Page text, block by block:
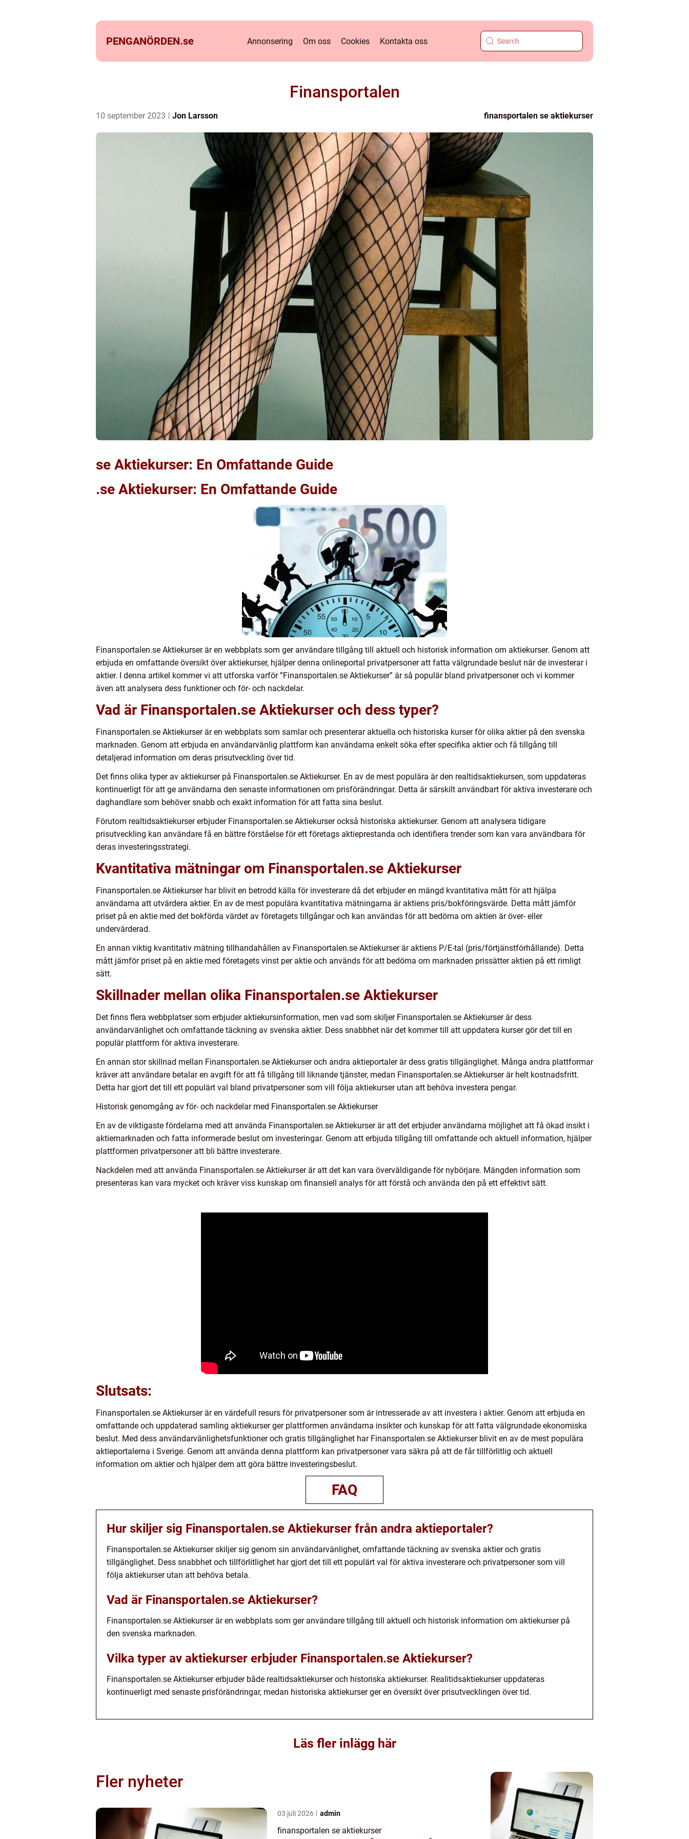
PENGANÖRDEN.se Annonsering Om oss Cookies Kontakta oss
Finansportalen
10 september 2023 Jon Larsson finansportalen se aktiekurser
se Aktiekurser: En Omfattande Guide
.se Aktiekurser: En Omfattande Guide
Finansportalen.se Aktiekurser är en webbplats som ger användare tillgång till aktuell och historisk information om aktiekurser. Genom att
erbjuda en omfattande översikt över aktiekurser, hjälper denna onlineportal privatpersoner att fatta välgrundade beslut när de investerar i
aktier. I denna artikel kommer vi att utforska varför ”Finansportalen.se Aktiekurser” är så populär bland privatpersoner och vi kommer
även att analysera dess funktioner och för- och nackdelar.
Vad är Finansportalen.se Aktiekurser och dess typer?
Finansportalen.se Aktiekurser är en webbplats som samlar och presenterar aktuella och historiska kurser för olika aktier på den svenska
marknaden. Genom att erbjuda en användarvänlig plattform kan användarna enkelt söka efter specifika aktier och få tillgång till
detaljerad information om deras prisutveckling över tid.
Det finns olika typer av aktiekurser på Finansportalen.se Aktiekurser. En av de mest populära är den realtidsaktiekursen, som uppdateras
kontinuerligt för att ge användarna den senaste informationen om prisförändringar. Detta är särskilt användbart för aktiva investerare och
daghandlare som behöver snabb och exakt information för att fatta sina beslut.
Förutom realtidsaktiekurser erbjuder Finansportalen.se Aktiekurser också historiska aktiekurser. Genom att analysera tidigare
prisutveckling kan användare få en bättre förståelse för ett företags aktieprestanda och identifiera trender som kan vara användbara för
deras investeringsstrategi.
Kvantitativa mätningar om Finansportalen.se Aktiekurser
Finansportalen.se Aktiekurser har blivit en betrodd källa för investerare då det erbjuder en mängd kvantitativa mått för att hjälpa
användarna att utvärdera aktier. En av de mest populära kvantitativa mätningarna är aktiens pris/bokföringsvärde. Detta mått jämför
priset på en aktie med det bokförda värdet av företagets tillgångar och kan användas för att bedöma om aktien är över- eller
undervärderad.
En annan viktig kvantitativ mätning tillhandahållen av Finansportalen.se Aktiekurser är aktiens P/E-tal (pris/förtjänstförhållande). Detta
mått jämför priset på en aktie med företagets vinst per aktie och används för att bedöma om marknaden prissätter aktien på ett rimligt
sätt.
Skillnader mellan olika Finansportalen.se Aktiekurser
Det finns flera webbplatser som erbjuder aktiekursinformation, men vad som skiljer Finansportalen.se Aktiekurser är dess
användarvänlighet och omfattande täckning av svenska aktier. Dess snabbhet när det kommer till att uppdatera kurser gör det till en
populär plattform för aktiva investerare.
En annan stor skillnad mellan Finansportalen.se Aktiekurser och andra aktieportaler är dess gratis tillgänglighet. Många andra plattformar
kräver att användare betalar en avgift för att få tillgång till liknande tjänster, medan Finansportalen.se Aktiekurser är helt kostnadsfritt.
Detta har gjort det till ett populärt val bland privatpersoner som vill följa aktiekurser utan att behöva investera pengar.
Historisk genomgång av för- och nackdelar med Finansportalen.se Aktiekurser
En av de viktigaste fördelarna med att använda Finansportalen.se Aktiekurser är att det erbjuder användarna möjlighet att få ökad insikt i
aktiemarknaden och fatta informerade beslut om investeringar. Genom att erbjuda tillgång till omfattande och aktuell information, hjälper
plattformen privatpersoner att bli bättre investerare.
Nackdelen med att använda Finansportalen.se Aktiekurser är att det kan vara överväldigande för nybörjare. Mängden information som
presenteras kan vara mycket och kräver viss kunskap om finansiell analys för att förstå och använda den på ett effektivt sätt.
Slutsats:
Finansportalen.se Aktiekurser är en värdefull resurs för privatpersoner som är intresserade av att investera i aktier. Genom att erbjuda en
omfattande och uppdaterad samling aktiekurser ger plattformen användarna insikter och kunskap för att fatta välgrundade ekonomiska
beslut. Med dess användarvänlighetsfunktioner och gratis tillgänglighet har Finansportalen.se Aktiekurser blivit en av de mest populära
aktieportalerna i Sverige. Genom att använda denna plattform kan privatpersoner vara säkra på att de får tillförlitlig och aktuell
information om aktier och hjälper dem att göra bättre investeringsbeslut.
FAQ
Hur skiljer sig Finansportalen.se Aktiekurser från andra aktieportaler?
Finansportalen.se Aktiekurser skiljer sig genom sin användarvänlighet, omfattande täckning av svenska aktier och gratis
tillgänglighet. Dess snabbhet och tillförlitlighet har gjort det till ett populärt val för aktiva investerare och privatpersoner som vill
följa aktiekurser utan att behöva betala.
Vad är Finansportalen.se Aktiekurser?
Finansportalen.se Aktiekurser är en webbplats som ger användare tillgång till aktuell och historisk information om aktiekurser på
den svenska marknaden.
Vilka typer av aktiekurser erbjuder Finansportalen.se Aktiekurser?
Finansportalen.se Aktiekurser erbjuder både realtidsaktiekurser och historiska aktiekurser. Realitidsaktiekurser uppdateras
kontinuerligt med senaste prisförändringar, medan historiska aktiekurser ger en översikt över prisutvecklingen över tid.
Läs fler inlägg här
Fler nyheter
03 juli 2026 admin
finansportalen se aktiekurser